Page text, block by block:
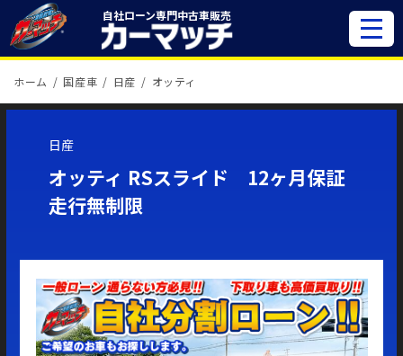
自社ローン専門中古車販売
ホーム 国産車 日産 オッティ
日産
オッティ RSスライド 12ヶ月保証
走行無制限